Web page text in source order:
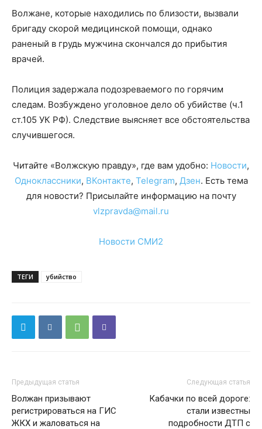
Волжане, которые находились по близости, вызвали
бригаду скорой медицинской помощи, однако
раненый в грудь мужчина скончался до прибытия
врачей.
Полиция задержала подозреваемого по горячим
следам. Возбуждено уголовное дело об убийстве (ч.1
ст.105 УК РФ). Следствие выясняет все обстоятельства
случившегося.
Читайте «Волжскую правду», где вам удобно: Новости,
Одноклассники, ВКонтакте, Telegram, Дзен. Есть тема
для новости? Присылайте информацию на почту
vlzpravda@mail.ru
Новости СМИ2
ТЕГИ убийство
Предыдущая статья
Волжан призывают
регистрироваться на ГИС
ЖКХ и жаловаться на
Следующая статья
Кабачки по всей дороге:
стали известны
подробности ДТП с